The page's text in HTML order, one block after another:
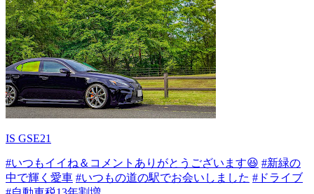
IS GSE21
#いつもイイね＆コメントありがとうございます😆 #新緑の
中で輝く愛車 #いつもの道の駅でお会いしました #ドライブ